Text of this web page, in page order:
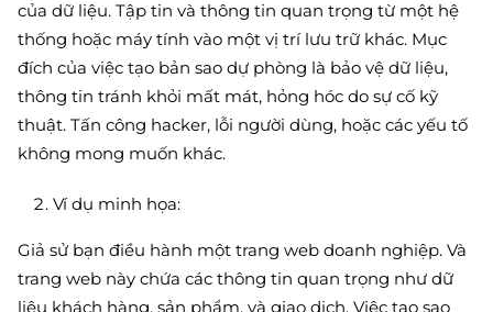
của dữ liệu. Tập tin và thông tin quan trọng từ một hệ
thống hoặc máy tính vào một vị trí lưu trữ khác. Mục
đích của việc tạo bản sao dự phòng là bảo vệ dữ liệu,
thông tin tránh khỏi mất mát, hỏng hóc do sự cố kỹ
thuật. Tấn công hacker, lỗi người dùng, hoặc các yếu tố
không mong muốn khác.
Ví dụ minh họa:
Giả sử bạn điều hành một trang web doanh nghiệp. Và
trang web này chứa các thông tin quan trọng như dữ
liệu khách hàng, sản phẩm, và giao dịch. Việc tạo sao